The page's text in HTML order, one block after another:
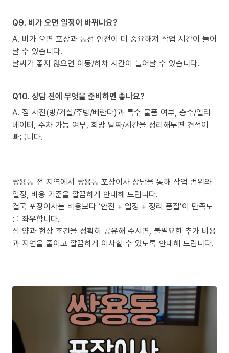
Q9. 비가 오면 일정이 바뀌나요?
A. 비가 오면 포장과 동선 안전이 더 중요해져 작업 시간이 늘어
날 수 있습니다.
날씨가 좋지 않으면 이동/하차 시간이 늘어날 수 있습니다.
Q10. 상담 전에 무엇을 준비하면 좋나요?
A. 짐 사진(방/거실/주방/베란다)과 특수 물품 여부, 층수/엘리
베이터, 주차 가능 여부, 희망 날짜/시간을 정리해두면 견적이
빠릅니다.
쌍용동 전 지역에서 쌍용동 포장이사 상담을 통해 작업 범위와
일정, 비용 기준을 깔끔하게 안내해 드립니다.
결국 포장이사는 비용보다 ‘안전 + 일정 + 정리 품질’이 만족도
를 좌우합니다.
짐 양과 현장 조건을 정확히 공유해 주시면, 불필요한 추가 비용
과 지연을 줄이고 깔끔하게 이사할 수 있도록 안내해 드립니다.